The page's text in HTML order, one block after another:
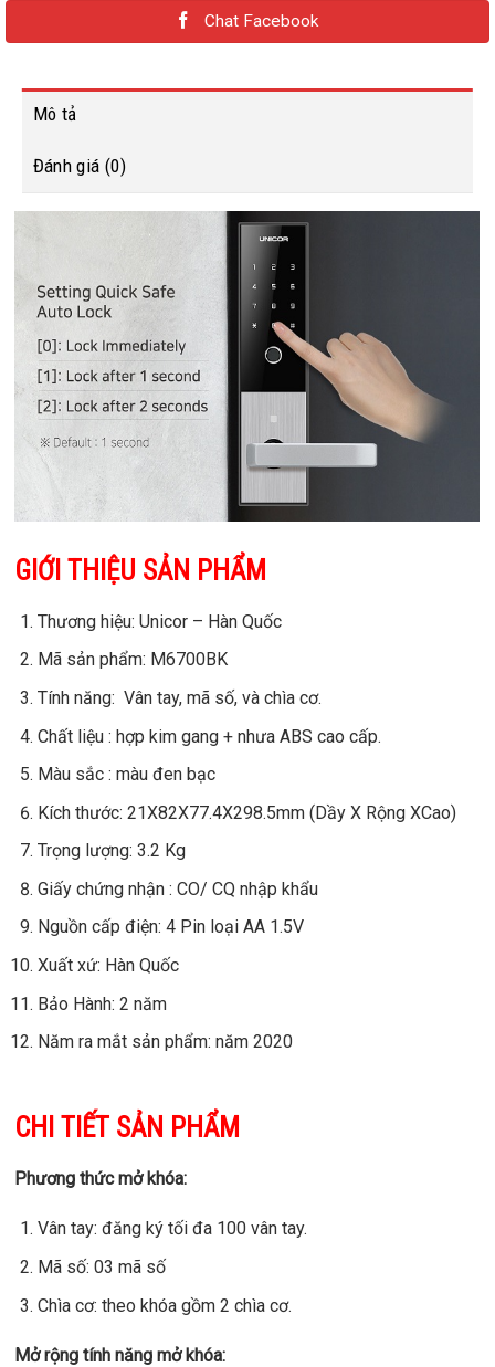
Chat Facebook
Mô tả
Đánh giá (0)
GIỚI THIỆU SẢN PHẨM
Thương hiệu: Unicor – Hàn Quốc
Mã sản phẩm: M6700BK
Tính năng: Vân tay, mã số, và chìa cơ.
Chất liệu : hợp kim gang + nhưa ABS cao cấp.
Màu sắc : màu đen bạc
Kích thước: 21X82X77.4X298.5mm (Dầy X Rộng XCao)
Trọng lượng: 3.2 Kg
Giấy chứng nhận : CO/ CQ nhập khẩu
Nguồn cấp điện: 4 Pin loại AA 1.5V
Xuất xứ: Hàn Quốc
Bảo Hành: 2 năm
Năm ra mắt sản phẩm: năm 2020
CHI TIẾT SẢN PHẨM
Phương thức mở khóa:
Vân tay: đăng ký tối đa 100 vân tay.
Mã số: 03 mã số
Chìa cơ: theo khóa gồm 2 chìa cơ.
Mở rộng tính năng mở khóa: